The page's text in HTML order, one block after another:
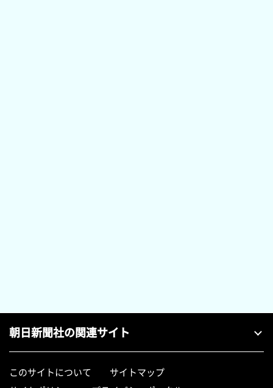
朝日新聞社の関連サイト
このサイトについて
サイトマップ